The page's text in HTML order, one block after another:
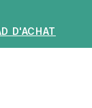
D'ACHAT